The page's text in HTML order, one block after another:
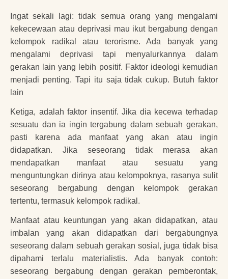
Ingat sekali lagi: tidak semua orang yang mengalami
kekecewaan atau deprivasi mau ikut bergabung dengan
kelompok radikal atau terorisme. Ada banyak yang
mengalami deprivasi tapi menyalurkannya dalam
gerakan lain yang lebih positif. Faktor ideologi kemudian
menjadi penting. Tapi itu saja tidak cukup. Butuh faktor
lain
Ketiga, adalah faktor insentif. Jika dia kecewa terhadap
sesuatu dan ia ingin tergabung dalam sebuah gerakan,
pasti karena ada manfaat yang akan atau ingin
didapatkan. Jika seseorang tidak merasa akan
mendapatkan manfaat atau sesuatu yang
menguntungkan dirinya atau kelompoknya, rasanya sulit
seseorang bergabung dengan kelompok gerakan
tertentu, termasuk kelompok radikal.
Manfaat atau keuntungan yang akan didapatkan, atau
imbalan yang akan didapatkan dari bergabungnya
seseorang dalam sebuah gerakan sosial, juga tidak bisa
dipahami terlalu materialistis. Ada banyak contoh:
seseorang bergabung dengan gerakan pemberontak,